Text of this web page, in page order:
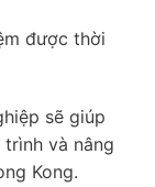
được thời
sẽ giúp
và nâng
Kong.